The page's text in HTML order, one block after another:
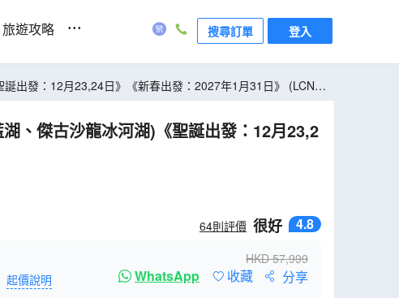
旅遊攻略 ... 搜尋訂單 登入
64則評價 很好 4.8
HKD57,999
起價說明
WhatsApp 收藏 分享